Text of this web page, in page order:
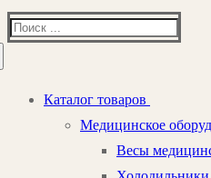
Найти:
Каталог товаров
Медицинское
Весы